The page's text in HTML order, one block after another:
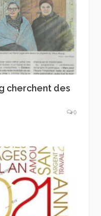
cherchent des
0